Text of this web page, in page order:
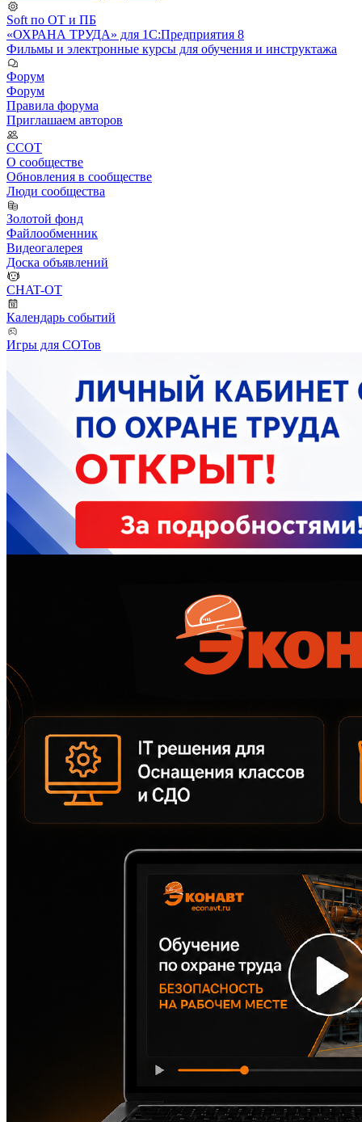
Soft по ОТ и ПБ
«ОХРАНА ТРУДА» для 1С:Предприятия 8
Фильмы и электронные курсы для обучения и инструктажа
Форум
Форум
Правила форума
Приглашаем авторов
ССОТ
О сообществе
Обновления в сообществе
Люди сообщества
Золотой фонд
Файлообменник
Видеогалерея
Доска объявлений
CHAT-OT
Календарь событий
Игры для СОТов